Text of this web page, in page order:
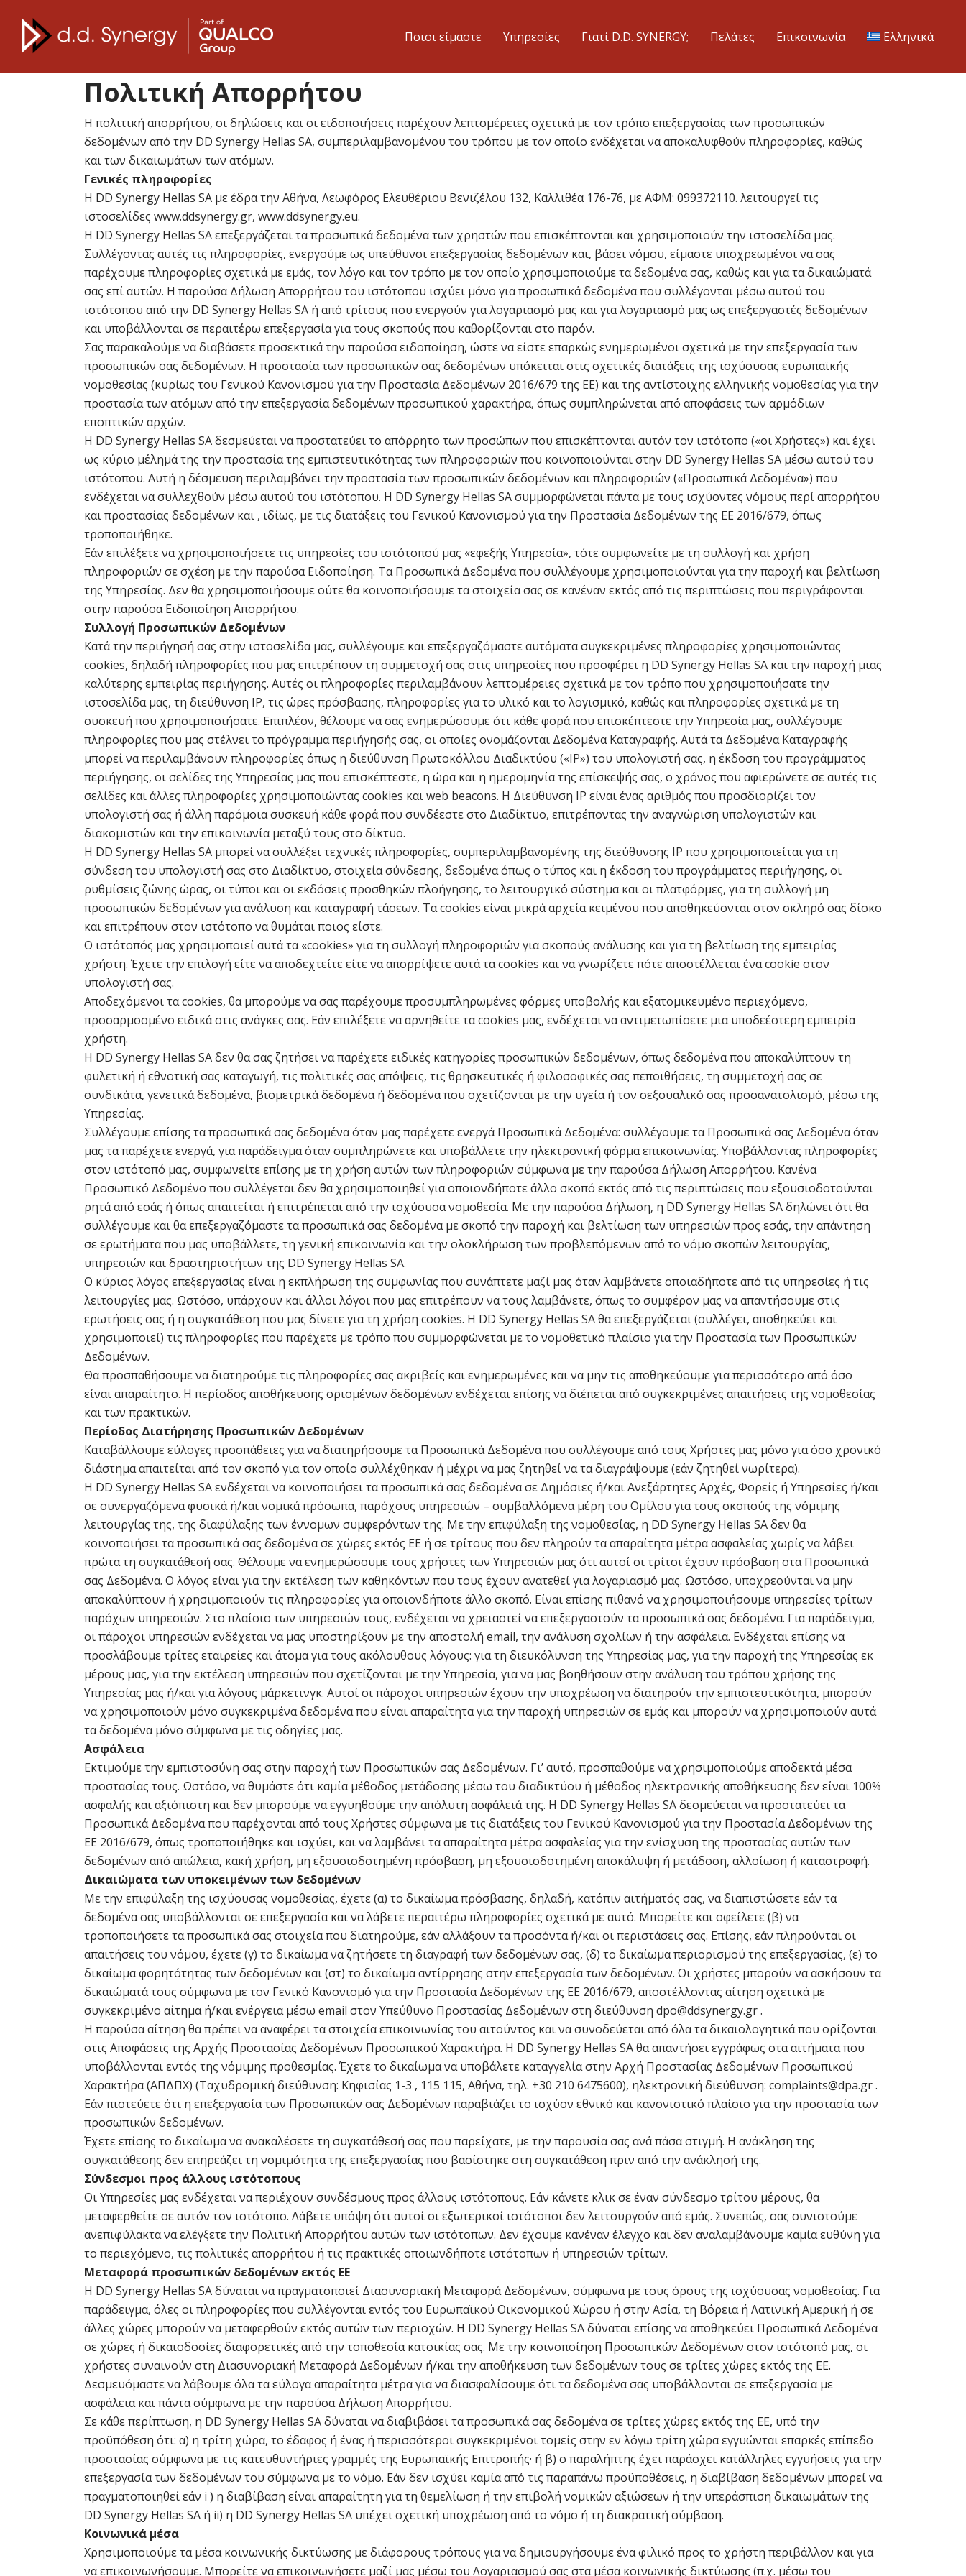
Ποιοι είμαστε Υπηρεσίες Γιατί D.D. SYNERGY; Πελάτες Επικοινωνία Ελληνικά
Πολιτική Απορρήτου
Η πολιτική απορρήτου, οι δηλώσεις και οι ειδοποιήσεις παρέχουν λεπτομέρειες σχετικά με τον τρόπο επεξεργασίας των προσωπικών
δεδομένων από την DD Synergy Hellas SA, συμπεριλαμβανομένου του τρόπου με τον οποίο ενδέχεται να αποκαλυφθούν πληροφορίες, καθώς
και των δικαιωμάτων των ατόμων.
Γενικές πληροφορίες
Η DD Synergy Hellas SA με έδρα την Αθήνα, Λεωφόρος Ελευθέριου Βενιζέλου 132, Καλλιθέα 176-76, με ΑΦΜ: 099372110. λειτουργεί τις
ιστοσελίδες www.ddsynergy.gr, www.ddsynergy.eu.
Η DD Synergy Hellas SA επεξεργάζεται τα προσωπικά δεδομένα των χρηστών που επισκέπτονται και χρησιμοποιούν την ιστοσελίδα μας.
Συλλέγοντας αυτές τις πληροφορίες, ενεργούμε ως υπεύθυνοι επεξεργασίας δεδομένων και, βάσει νόμου, είμαστε υποχρεωμένοι να σας
παρέχουμε πληροφορίες σχετικά με εμάς, τον λόγο και τον τρόπο με τον οποίο χρησιμοποιούμε τα δεδομένα σας, καθώς και για τα δικαιώματά
σας επί αυτών. Η παρούσα Δήλωση Απορρήτου του ιστότοπου ισχύει μόνο για προσωπικά δεδομένα που συλλέγονται μέσω αυτού του
ιστότοπου από την DD Synergy Hellas SA ή από τρίτους που ενεργούν για λογαριασμό μας και για λογαριασμό μας ως επεξεργαστές δεδομένων
και υποβάλλονται σε περαιτέρω επεξεργασία για τους σκοπούς που καθορίζονται στο παρόν.
Σας παρακαλούμε να διαβάσετε προσεκτικά την παρούσα ειδοποίηση, ώστε να είστε επαρκώς ενημερωμένοι σχετικά με την επεξεργασία των
προσωπικών σας δεδομένων. Η προστασία των προσωπικών σας δεδομένων υπόκειται στις σχετικές διατάξεις της ισχύουσας ευρωπαϊκής
νομοθεσίας (κυρίως του Γενικού Κανονισμού για την Προστασία Δεδομένων 2016/679 της ΕΕ) και της αντίστοιχης ελληνικής νομοθεσίας για την
προστασία των ατόμων από την επεξεργασία δεδομένων προσωπικού χαρακτήρα, όπως συμπληρώνεται από αποφάσεις των αρμόδιων
εποπτικών αρχών.
Η DD Synergy Hellas SA δεσμεύεται να προστατεύει το απόρρητο των προσώπων που επισκέπτονται αυτόν τον ιστότοπο («οι Χρήστες») και έχει
ως κύριο μέλημά της την προστασία της εμπιστευτικότητας των πληροφοριών που κοινοποιούνται στην DD Synergy Hellas SA μέσω αυτού του
ιστότοπου. Αυτή η δέσμευση περιλαμβάνει την προστασία των προσωπικών δεδομένων και πληροφοριών («Προσωπικά Δεδομένα») που
ενδέχεται να συλλεχθούν μέσω αυτού του ιστότοπου. Η DD Synergy Hellas SA συμμορφώνεται πάντα με τους ισχύοντες νόμους περί απορρήτου
και προστασίας δεδομένων και , ιδίως, με τις διατάξεις του Γενικού Κανονισμού για την Προστασία Δεδομένων της ΕΕ 2016/679, όπως
τροποποιήθηκε.
Εάν επιλέξετε να χρησιμοποιήσετε τις υπηρεσίες του ιστότοπού μας «εφεξής Υπηρεσία», τότε συμφωνείτε με τη συλλογή και χρήση
πληροφοριών σε σχέση με την παρούσα Ειδοποίηση. Τα Προσωπικά Δεδομένα που συλλέγουμε χρησιμοποιούνται για την παροχή και βελτίωση
της Υπηρεσίας. Δεν θα χρησιμοποιήσουμε ούτε θα κοινοποιήσουμε τα στοιχεία σας σε κανέναν εκτός από τις περιπτώσεις που περιγράφονται
στην παρούσα Ειδοποίηση Απορρήτου.
Συλλογή Προσωπικών Δεδομένων
Κατά την περιήγησή σας στην ιστοσελίδα μας, συλλέγουμε και επεξεργαζόμαστε αυτόματα συγκεκριμένες πληροφορίες χρησιμοποιώντας
cookies, δηλαδή πληροφορίες που μας επιτρέπουν τη συμμετοχή σας στις υπηρεσίες που προσφέρει η DD Synergy Hellas SA και την παροχή μιας
καλύτερης εμπειρίας περιήγησης. Αυτές οι πληροφορίες περιλαμβάνουν λεπτομέρειες σχετικά με τον τρόπο που χρησιμοποιήσατε την
ιστοσελίδα μας, τη διεύθυνση IP, τις ώρες πρόσβασης, πληροφορίες για το υλικό και το λογισμικό, καθώς και πληροφορίες σχετικά με τη
συσκευή που χρησιμοποιήσατε. Επιπλέον, θέλουμε να σας ενημερώσουμε ότι κάθε φορά που επισκέπτεστε την Υπηρεσία μας, συλλέγουμε
πληροφορίες που μας στέλνει το πρόγραμμα περιήγησής σας, οι οποίες ονομάζονται Δεδομένα Καταγραφής. Αυτά τα Δεδομένα Καταγραφής
μπορεί να περιλαμβάνουν πληροφορίες όπως η διεύθυνση Πρωτοκόλλου Διαδικτύου («IP») του υπολογιστή σας, η έκδοση του προγράμματος
περιήγησης, οι σελίδες της Υπηρεσίας μας που επισκέπτεστε, η ώρα και η ημερομηνία της επίσκεψής σας, ο χρόνος που αφιερώνετε σε αυτές τις
σελίδες και άλλες πληροφορίες χρησιμοποιώντας cookies και web beacons. Η Διεύθυνση IP είναι ένας αριθμός που προσδιορίζει τον
υπολογιστή σας ή άλλη παρόμοια συσκευή κάθε φορά που συνδέεστε στο Διαδίκτυο, επιτρέποντας την αναγνώριση υπολογιστών και
διακομιστών και την επικοινωνία μεταξύ τους στο δίκτυο.
Η DD Synergy Hellas SA μπορεί να συλλέξει τεχνικές πληροφορίες, συμπεριλαμβανομένης της διεύθυνσης IP που χρησιμοποιείται για τη
σύνδεση του υπολογιστή σας στο Διαδίκτυο, στοιχεία σύνδεσης, δεδομένα όπως ο τύπος και η έκδοση του προγράμματος περιήγησης, οι
ρυθμίσεις ζώνης ώρας, οι τύποι και οι εκδόσεις προσθηκών πλοήγησης, το λειτουργικό σύστημα και οι πλατφόρμες, για τη συλλογή μη
προσωπικών δεδομένων για ανάλυση και καταγραφή τάσεων. Τα cookies είναι μικρά αρχεία κειμένου που αποθηκεύονται στον σκληρό σας δίσκο
και επιτρέπουν στον ιστότοπο να θυμάται ποιος είστε.
Ο ιστότοπός μας χρησιμοποιεί αυτά τα «cookies» για τη συλλογή πληροφοριών για σκοπούς ανάλυσης και για τη βελτίωση της εμπειρίας
χρήστη. Έχετε την επιλογή είτε να αποδεχτείτε είτε να απορρίψετε αυτά τα cookies και να γνωρίζετε πότε αποστέλλεται ένα cookie στον
υπολογιστή σας.
Αποδεχόμενοι τα cookies, θα μπορούμε να σας παρέχουμε προσυμπληρωμένες φόρμες υποβολής και εξατομικευμένο περιεχόμενο,
προσαρμοσμένο ειδικά στις ανάγκες σας. Εάν επιλέξετε να αρνηθείτε τα cookies μας, ενδέχεται να αντιμετωπίσετε μια υποδεέστερη εμπειρία
χρήστη.
Η DD Synergy Hellas SA δεν θα σας ζητήσει να παρέχετε ειδικές κατηγορίες προσωπικών δεδομένων, όπως δεδομένα που αποκαλύπτουν τη
φυλετική ή εθνοτική σας καταγωγή, τις πολιτικές σας απόψεις, τις θρησκευτικές ή φιλοσοφικές σας πεποιθήσεις, τη συμμετοχή σας σε
συνδικάτα, γενετικά δεδομένα, βιομετρικά δεδομένα ή δεδομένα που σχετίζονται με την υγεία ή τον σεξουαλικό σας προσανατολισμό, μέσω της
Υπηρεσίας.
Συλλέγουμε επίσης τα προσωπικά σας δεδομένα όταν μας παρέχετε ενεργά Προσωπικά Δεδομένα: συλλέγουμε τα Προσωπικά σας Δεδομένα όταν
μας τα παρέχετε ενεργά, για παράδειγμα όταν συμπληρώνετε και υποβάλλετε την ηλεκτρονική φόρμα επικοινωνίας. Υποβάλλοντας πληροφορίες
στον ιστότοπό μας, συμφωνείτε επίσης με τη χρήση αυτών των πληροφοριών σύμφωνα με την παρούσα Δήλωση Απορρήτου. Κανένα
Προσωπικό Δεδομένο που συλλέγεται δεν θα χρησιμοποιηθεί για οποιονδήποτε άλλο σκοπό εκτός από τις περιπτώσεις που εξουσιοδοτούνται
ρητά από εσάς ή όπως απαιτείται ή επιτρέπεται από την ισχύουσα νομοθεσία. Με την παρούσα Δήλωση, η DD Synergy Hellas SA δηλώνει ότι θα
συλλέγουμε και θα επεξεργαζόμαστε τα προσωπικά σας δεδομένα με σκοπό την παροχή και βελτίωση των υπηρεσιών προς εσάς, την απάντηση
σε ερωτήματα που μας υποβάλλετε, τη γενική επικοινωνία και την ολοκλήρωση των προβλεπόμενων από το νόμο σκοπών λειτουργίας,
υπηρεσιών και δραστηριοτήτων της DD Synergy Hellas SA.
Ο κύριος λόγος επεξεργασίας είναι η εκπλήρωση της συμφωνίας που συνάπτετε μαζί μας όταν λαμβάνετε οποιαδήποτε από τις υπηρεσίες ή τις
λειτουργίες μας. Ωστόσο, υπάρχουν και άλλοι λόγοι που μας επιτρέπουν να τους λαμβάνετε, όπως το συμφέρον μας να απαντήσουμε στις
ερωτήσεις σας ή η συγκατάθεση που μας δίνετε για τη χρήση cookies. Η DD Synergy Hellas SA θα επεξεργάζεται (συλλέγει, αποθηκεύει και
χρησιμοποιεί) τις πληροφορίες που παρέχετε με τρόπο που συμμορφώνεται με το νομοθετικό πλαίσιο για την Προστασία των Προσωπικών
Δεδομένων.
Θα προσπαθήσουμε να διατηρούμε τις πληροφορίες σας ακριβείς και ενημερωμένες και να μην τις αποθηκεύουμε για περισσότερο από όσο
είναι απαραίτητο. Η περίοδος αποθήκευσης ορισμένων δεδομένων ενδέχεται επίσης να διέπεται από συγκεκριμένες απαιτήσεις της νομοθεσίας
και των πρακτικών.
Περίοδος Διατήρησης Προσωπικών Δεδομένων
Καταβάλλουμε εύλογες προσπάθειες για να διατηρήσουμε τα Προσωπικά Δεδομένα που συλλέγουμε από τους Χρήστες μας μόνο για όσο χρονικό
διάστημα απαιτείται από τον σκοπό για τον οποίο συλλέχθηκαν ή μέχρι να μας ζητηθεί να τα διαγράψουμε (εάν ζητηθεί νωρίτερα).
Η DD Synergy Hellas SA ενδέχεται να κοινοποιήσει τα προσωπικά σας δεδομένα σε Δημόσιες ή/και Ανεξάρτητες Αρχές, Φορείς ή Υπηρεσίες ή/και
σε συνεργαζόμενα φυσικά ή/και νομικά πρόσωπα, παρόχους υπηρεσιών – συμβαλλόμενα μέρη του Ομίλου για τους σκοπούς της νόμιμης
λειτουργίας της, της διαφύλαξης των έννομων συμφερόντων της. Με την επιφύλαξη της νομοθεσίας, η DD Synergy Hellas SA δεν θα
κοινοποιήσει τα προσωπικά σας δεδομένα σε χώρες εκτός ΕΕ ή σε τρίτους που δεν πληρούν τα απαραίτητα μέτρα ασφαλείας χωρίς να λάβει
πρώτα τη συγκατάθεσή σας. Θέλουμε να ενημερώσουμε τους χρήστες των Υπηρεσιών μας ότι αυτοί οι τρίτοι έχουν πρόσβαση στα Προσωπικά
σας Δεδομένα. Ο λόγος είναι για την εκτέλεση των καθηκόντων που τους έχουν ανατεθεί για λογαριασμό μας. Ωστόσο, υποχρεούνται να μην
αποκαλύπτουν ή χρησιμοποιούν τις πληροφορίες για οποιονδήποτε άλλο σκοπό. Είναι επίσης πιθανό να χρησιμοποιήσουμε υπηρεσίες τρίτων
παρόχων υπηρεσιών. Στο πλαίσιο των υπηρεσιών τους, ενδέχεται να χρειαστεί να επεξεργαστούν τα προσωπικά σας δεδομένα. Για παράδειγμα,
οι πάροχοι υπηρεσιών ενδέχεται να μας υποστηρίξουν με την αποστολή email, την ανάλυση σχολίων ή την ασφάλεια. Ενδέχεται επίσης να
προσλάβουμε τρίτες εταιρείες και άτομα για τους ακόλουθους λόγους: για τη διευκόλυνση της Υπηρεσίας μας, για την παροχή της Υπηρεσίας εκ
μέρους μας, για την εκτέλεση υπηρεσιών που σχετίζονται με την Υπηρεσία, για να μας βοηθήσουν στην ανάλυση του τρόπου χρήσης της
Υπηρεσίας μας ή/και για λόγους μάρκετινγκ. Αυτοί οι πάροχοι υπηρεσιών έχουν την υποχρέωση να διατηρούν την εμπιστευτικότητα, μπορούν
να χρησιμοποιούν μόνο συγκεκριμένα δεδομένα που είναι απαραίτητα για την παροχή υπηρεσιών σε εμάς και μπορούν να χρησιμοποιούν αυτά
τα δεδομένα μόνο σύμφωνα με τις οδηγίες μας.
Ασφάλεια
Εκτιμούμε την εμπιστοσύνη σας στην παροχή των Προσωπικών σας Δεδομένων. Γι’ αυτό, προσπαθούμε να χρησιμοποιούμε αποδεκτά μέσα
προστασίας τους. Ωστόσο, να θυμάστε ότι καμία μέθοδος μετάδοσης μέσω του διαδικτύου ή μέθοδος ηλεκτρονικής αποθήκευσης δεν είναι 100%
ασφαλής και αξιόπιστη και δεν μπορούμε να εγγυηθούμε την απόλυτη ασφάλειά της. Η DD Synergy Hellas SA δεσμεύεται να προστατεύει τα
Προσωπικά Δεδομένα που παρέχονται από τους Χρήστες σύμφωνα με τις διατάξεις του Γενικού Κανονισμού για την Προστασία Δεδομένων της
ΕΕ 2016/679, όπως τροποποιήθηκε και ισχύει, και να λαμβάνει τα απαραίτητα μέτρα ασφαλείας για την ενίσχυση της προστασίας αυτών των
δεδομένων από απώλεια, κακή χρήση, μη εξουσιοδοτημένη πρόσβαση, μη εξουσιοδοτημένη αποκάλυψη ή μετάδοση, αλλοίωση ή καταστροφή.
Δικαιώματα των υποκειμένων των δεδομένων
Με την επιφύλαξη της ισχύουσας νομοθεσίας, έχετε (α) το δικαίωμα πρόσβασης, δηλαδή, κατόπιν αιτήματός σας, να διαπιστώσετε εάν τα
δεδομένα σας υποβάλλονται σε επεξεργασία και να λάβετε περαιτέρω πληροφορίες σχετικά με αυτό. Μπορείτε και οφείλετε (β) να
τροποποιήσετε τα προσωπικά σας στοιχεία που διατηρούμε, εάν αλλάξουν τα προσόντα ή/και οι περιστάσεις σας. Επίσης, εάν πληρούνται οι
απαιτήσεις του νόμου, έχετε (γ) το δικαίωμα να ζητήσετε τη διαγραφή των δεδομένων σας, (δ) το δικαίωμα περιορισμού της επεξεργασίας, (ε) το
δικαίωμα φορητότητας των δεδομένων και (στ) το δικαίωμα αντίρρησης στην επεξεργασία των δεδομένων. Οι χρήστες μπορούν να ασκήσουν τα
δικαιώματά τους σύμφωνα με τον Γενικό Κανονισμό για την Προστασία Δεδομένων της ΕΕ 2016/679, αποστέλλοντας αίτηση σχετικά με
συγκεκριμένο αίτημα ή/και ενέργεια μέσω email στον Υπεύθυνο Προστασίας Δεδομένων στη διεύθυνση dpo@ddsynergy.gr.
Η παρούσα αίτηση θα πρέπει να αναφέρει τα στοιχεία επικοινωνίας του αιτούντος και να συνοδεύεται από όλα τα δικαιολογητικά που ορίζονται
στις Αποφάσεις της Αρχής Προστασίας Δεδομένων Προσωπικού Χαρακτήρα. Η DD Synergy Hellas SA θα απαντήσει εγγράφως στα αιτήματα που
υποβάλλονται εντός της νόμιμης προθεσμίας. Έχετε το δικαίωμα να υποβάλετε καταγγελία στην Αρχή Προστασίας Δεδομένων Προσωπικού
Χαρακτήρα (ΑΠΔΠΧ) (Ταχυδρομική διεύθυνση: Κηφισίας 1-3 , 115 115, Αθήνα, τηλ. +30 210 6475600), ηλεκτρονική διεύθυνση: complaints@dpa.gr .
Εάν πιστεύετε ότι η επεξεργασία των Προσωπικών σας Δεδομένων παραβιάζει το ισχύον εθνικό και κανονιστικό πλαίσιο για την προστασία των
προσωπικών δεδομένων.
Έχετε επίσης το δικαίωμα να ανακαλέσετε τη συγκατάθεσή σας που παρείχατε, με την παρουσία σας ανά πάσα στιγμή. Η ανάκληση της
συγκατάθεσης δεν επηρεάζει τη νομιμότητα της επεξεργασίας που βασίστηκε στη συγκατάθεση πριν από την ανάκλησή της.
Σύνδεσμοι προς άλλους ιστότοπους
Οι Υπηρεσίες μας ενδέχεται να περιέχουν συνδέσμους προς άλλους ιστότοπους. Εάν κάνετε κλικ σε έναν σύνδεσμο τρίτου μέρους, θα
μεταφερθείτε σε αυτόν τον ιστότοπο. Λάβετε υπόψη ότι αυτοί οι εξωτερικοί ιστότοποι δεν λειτουργούν από εμάς. Συνεπώς, σας συνιστούμε
ανεπιφύλακτα να ελέγξετε την Πολιτική Απορρήτου αυτών των ιστότοπων. Δεν έχουμε κανέναν έλεγχο και δεν αναλαμβάνουμε καμία ευθύνη για
το περιεχόμενο, τις πολιτικές απορρήτου ή τις πρακτικές οποιωνδήποτε ιστότοπων ή υπηρεσιών τρίτων.
Μεταφορά προσωπικών δεδομένων εκτός ΕΕ
Η DD Synergy Hellas SA δύναται να πραγματοποιεί Διασυνοριακή Μεταφορά Δεδομένων, σύμφωνα με τους όρους της ισχύουσας νομοθεσίας. Για
παράδειγμα, όλες οι πληροφορίες που συλλέγονται εντός του Ευρωπαϊκού Οικονομικού Χώρου ή στην Ασία, τη Βόρεια ή Λατινική Αμερική ή σε
άλλες χώρες μπορούν να μεταφερθούν εκτός αυτών των περιοχών. Η DD Synergy Hellas SA δύναται επίσης να αποθηκεύει Προσωπικά Δεδομένα
σε χώρες ή δικαιοδοσίες διαφορετικές από την τοποθεσία κατοικίας σας. Με την κοινοποίηση Προσωπικών Δεδομένων στον ιστότοπό μας, οι
χρήστες συναινούν στη Διασυνοριακή Μεταφορά Δεδομένων ή/και την αποθήκευση των δεδομένων τους σε τρίτες χώρες εκτός της ΕΕ.
Δεσμευόμαστε να λάβουμε όλα τα εύλογα απαραίτητα μέτρα για να διασφαλίσουμε ότι τα δεδομένα σας υποβάλλονται σε επεξεργασία με
ασφάλεια και πάντα σύμφωνα με την παρούσα Δήλωση Απορρήτου.
Σε κάθε περίπτωση, η DD Synergy Hellas SA δύναται να διαβιβάσει τα προσωπικά σας δεδομένα σε τρίτες χώρες εκτός της ΕΕ, υπό την
προϋπόθεση ότι: α) η τρίτη χώρα, το έδαφος ή ένας ή περισσότεροι συγκεκριμένοι τομείς στην εν λόγω τρίτη χώρα εγγυώνται επαρκές επίπεδο
προστασίας σύμφωνα με τις κατευθυντήριες γραμμές της Ευρωπαϊκής Επιτροπής· ή β) ο παραλήπτης έχει παράσχει κατάλληλες εγγυήσεις για την
επεξεργασία των δεδομένων του σύμφωνα με το νόμο. Εάν δεν ισχύει καμία από τις παραπάνω προϋποθέσεις, η διαβίβαση δεδομένων μπορεί να
πραγματοποιηθεί εάν i ) η διαβίβαση είναι απαραίτητη για τη θεμελίωση ή την επιβολή νομικών αξιώσεων ή την υπεράσπιση δικαιωμάτων της
DD Synergy Hellas SA ή ii) η DD Synergy Hellas SA υπέχει σχετική υποχρέωση από το νόμο ή τη διακρατική σύμβαση.
Κοινωνικά μέσα
Χρησιμοποιούμε τα μέσα κοινωνικής δικτύωσης με διάφορους τρόπους για να δημιουργήσουμε ένα φιλικό προς το χρήστη περιβάλλον και για
να επικοινωνήσουμε. Μπορείτε να επικοινωνήσετε μαζί μας μέσω του Λογαριασμού σας στα μέσα κοινωνικής δικτύωσης (π.χ. μέσω του